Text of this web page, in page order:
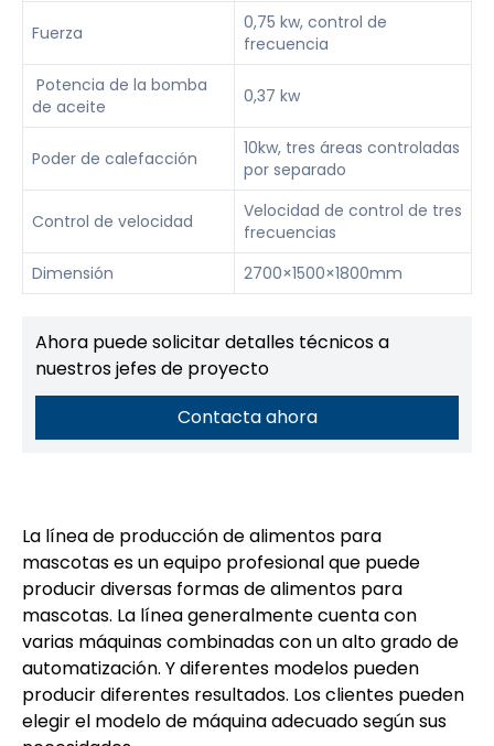
Fuerza
0,75 kw, control de
frecuencia
Potencia de la bomba
de aceite
0,37 kw
Poder de calefacción
10kw, tres áreas controladas
por separado
Control de velocidad
Velocidad de control de tres
frecuencias
Dimensión
2700×1500×1800mm
Ahora puede solicitar detalles técnicos a
nuestros jefes de proyecto
Contacta ahora
La línea de producción de alimentos para
mascotas es un equipo profesional que puede
producir diversas formas de alimentos para
mascotas. La línea generalmente cuenta con
varias máquinas combinadas con un alto grado de
automatización. Y diferentes modelos pueden
producir diferentes resultados. Los clientes pueden
elegir el modelo de máquina adecuado según sus